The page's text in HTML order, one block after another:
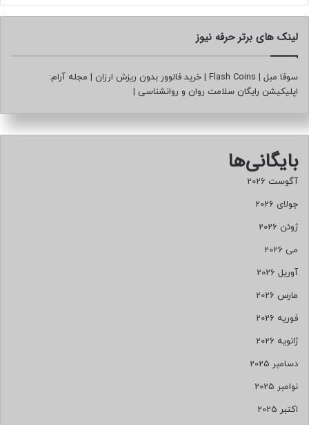
لینک های برتر حرفه نیوز
سوفا مبل |
Flash Coins
| خرید فالوور بدون ریزش ارزان | مجله آرام:
اپلیکیشن رایگان سلامت روان و روانشناسی |
بایگانی‌ها
آگوست 2026
جولای 2026
ژوئن 2026
می 2026
آوریل 2026
مارس 2026
فوریه 2026
ژانویه 2026
دسامبر 2025
نوامبر 2025
اکتبر 2025